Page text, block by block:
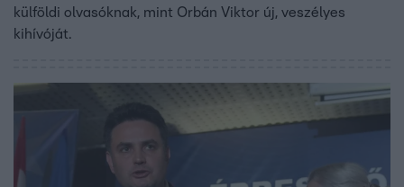
külföldi olvasóknak, mint Orbán Viktor új, veszélyes
kihívóját.